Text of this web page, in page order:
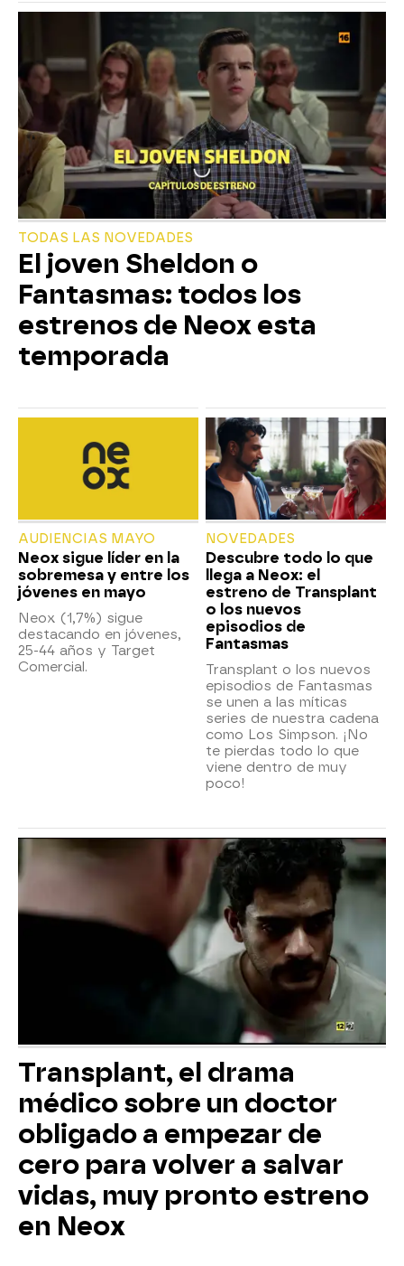
TODAS LAS NOVEDADES
El joven Sheldon o
Fantasmas: todos los
estrenos de Neox esta
temporada
AUDIENCIAS MAYO
Neox sigue líder en la
sobremesa y entre los
jóvenes en mayo
Neox (1,7%) sigue
destacando en jóvenes,
25-44 años y Target
Comercial.
NOVEDADES
Descubre todo lo que
llega a Neox: el
estreno de Transplant
o los nuevos
episodios de
Fantasmas
Transplant o los nuevos
episodios de Fantasmas
se unen a las míticas
series de nuestra cadena
como Los Simpson. ¡No
te pierdas todo lo que
viene dentro de muy
poco!
Transplant, el drama
médico sobre un doctor
obligado a empezar de
cero para volver a salvar
vidas, muy pronto estreno
en Neox